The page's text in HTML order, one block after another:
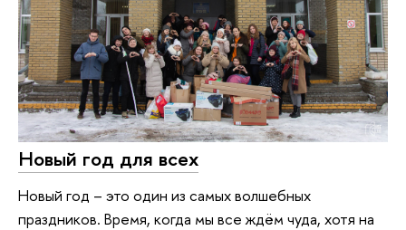
Новый год для всех
Новый год – это один из самых волшебных
праздников. Время, когда мы все ждём чуда, хотя на